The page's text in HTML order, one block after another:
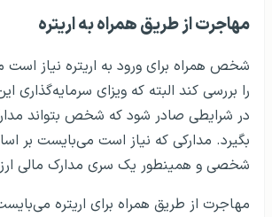
مهاجرت از طریق همراه به اریتره
شخص همراه برای ورود به اریتره نیاز
را بررسی کند البته که ویزای
در شرایطی صادر شود که شخص بتواند
بگیرد. مدارکی که نیاز است می‌بایست بر
شخصی و همینطور یک سری مدارک مالی
مهاجرت از طریق همراه برای اریتره